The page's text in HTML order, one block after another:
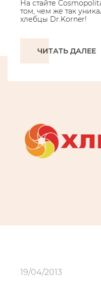
На стайте
том, чем же так
хлебцы Dr.Korner!
ЧИТАТЬ ДАЛЕЕ
19/04/2013